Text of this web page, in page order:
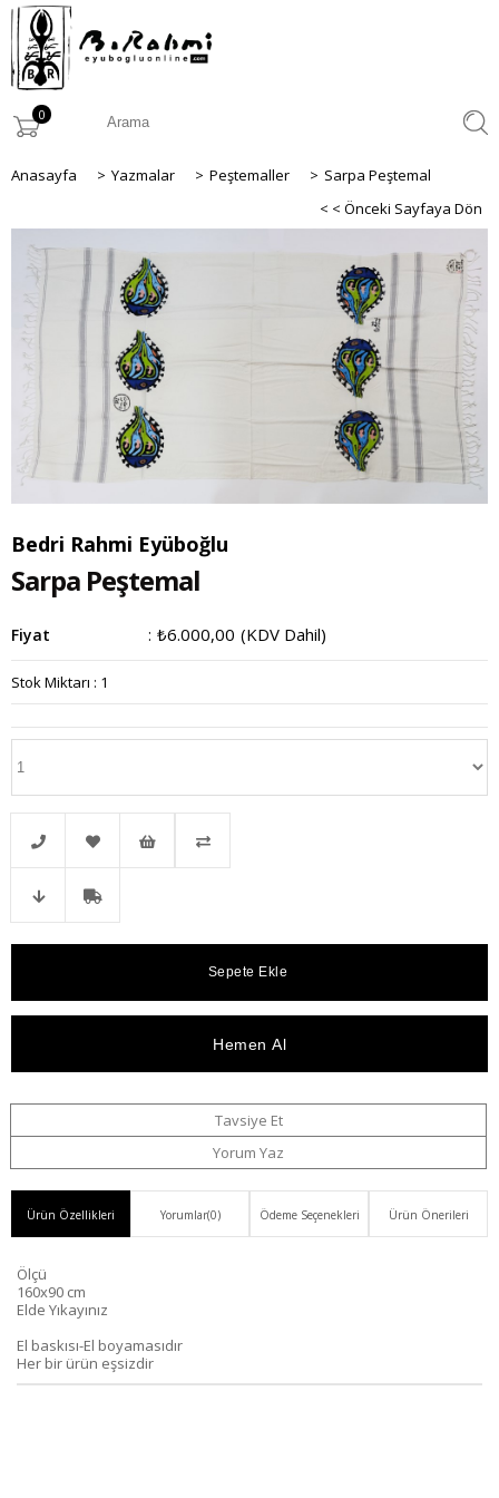
0
Anasayfa > Yazmalar > Peştemaller > Sarpa Peştemal
< < Önceki Sayfaya Dön
Bedri Rahmi Eyüboğlu
Sarpa Peştemal
Fiyat : ₺6.000,00 (KDV Dahil)
Stok Miktarı : 1
Telefonla Favorilere
Tavsiye Et
Yorum Yaz
Ürün Özellikleri Yorumlar(0) Ödeme Seçenekleri Ürün Önerileri
Ölçü
160x90 cm
Elde Yıkayınız
El baskısı-El boyamasıdır
Her bir ürün eşsizdir